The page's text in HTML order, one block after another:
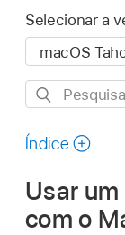
Selecionar a
Pesquisar
manual
Índice
Usar um
com o